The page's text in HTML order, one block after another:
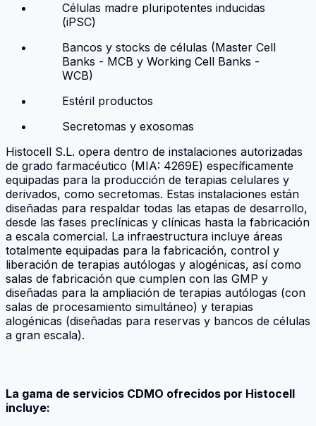
Células madre pluripotentes inducidas
(iPSC)
Bancos y stocks de células (Master Cell
Banks - MCB y Working Cell Banks -
WCB)
Estéril productos
Secretomas y exosomas
Histocell S.L. opera dentro de instalaciones autorizadas
de grado farmacéutico (MIA: 4269E) específicamente
equipadas para la producción de terapias celulares y
derivados, como secretomas. Estas instalaciones están
diseñadas para respaldar todas las etapas de desarrollo,
desde las fases preclínicas y clínicas hasta la fabricación
a escala comercial. La infraestructura incluye áreas
totalmente equipadas para la fabricación, control y
liberación de terapias autólogas y alogénicas, así como
salas de fabricación que cumplen con las GMP y
diseñadas para la ampliación de terapias autólogas (con
salas de procesamiento simultáneo) y terapias
alogénicas (diseñadas para reservas y bancos de células
a gran escala).
La gama de servicios CDMO ofrecidos por Histocell
incluye: